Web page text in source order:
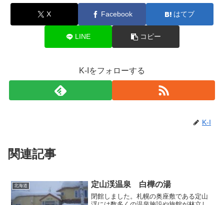
X Facebook はてブ
LINE コピー
K-Iをフォローする
K-I
関連記事
北海道 定山渓温泉 白樺の湯
閉館しました。札幌の奥座敷である定山